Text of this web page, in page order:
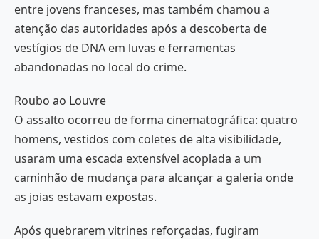
entre jovens franceses, mas também chamou a
atenção das autoridades após a descoberta de
vestígios de DNA em luvas e ferramentas
abandonadas no local do crime.
Roubo ao Louvre
O assalto ocorreu de forma cinematográfica: quatro
homens, vestidos com coletes de alta visibilidade,
usaram uma escada extensível acoplada a um
caminhão de mudança para alcançar a galeria onde
as joias estavam expostas.
Após quebrarem vitrines reforçadas, fugiram